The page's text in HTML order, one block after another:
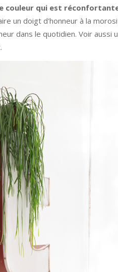
couleur qui est
un doigt d'honneur à la
dans le quotidien. Voir